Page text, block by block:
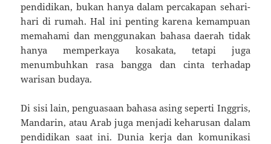
pendidikan, bukan hanya dalam percakapan sehari-
hari di rumah. Hal ini penting karena kemampuan
memahami dan menggunakan bahasa daerah tidak
hanya memperkaya kosakata, tetapi juga
menumbuhkan rasa bangga dan cinta terhadap
warisan budaya.
Di sisi lain, penguasaan bahasa asing seperti Inggris,
Mandarin, atau Arab juga menjadi keharusan dalam
pendidikan saat ini. Dunia kerja dan komunikasi